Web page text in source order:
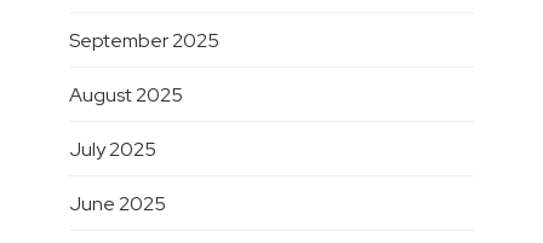
September 2025
August 2025
July 2025
June 2025